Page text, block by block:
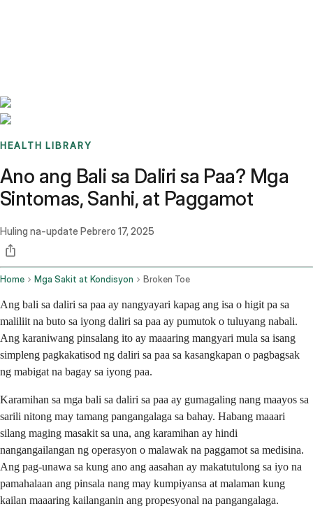
HEALTH LIBRARY
Ano ang Bali sa Daliri sa Paa? Mga
Sintomas, Sanhi, at Paggamot
Huling na-update Pebrero 17, 2025
Home Mga Sakit at Kondisyon Broken Toe
Ang bali sa daliri sa paa ay nangyayari kapag ang isa o higit pa sa
maliliit na buto sa iyong daliri sa paa ay pumutok o tuluyang nabali.
Ang karaniwang pinsalang ito ay maaaring mangyari mula sa isang
simpleng pagkakatisod ng daliri sa paa sa kasangkapan o pagbagsak
ng mabigat na bagay sa iyong paa.
Karamihan sa mga bali sa daliri sa paa ay gumagaling nang maayos sa
sarili nitong may tamang pangangalaga sa bahay. Habang maaari
silang maging masakit sa una, ang karamihan ay hindi
nangangailangan ng operasyon o malawak na paggamot sa medisina.
Ang pag-unawa sa kung ano ang aasahan ay makatutulong sa iyo na
pamahalaan ang pinsala nang may kumpiyansa at malaman kung
kailan maaaring kailanganin ang propesyonal na pangangalaga.